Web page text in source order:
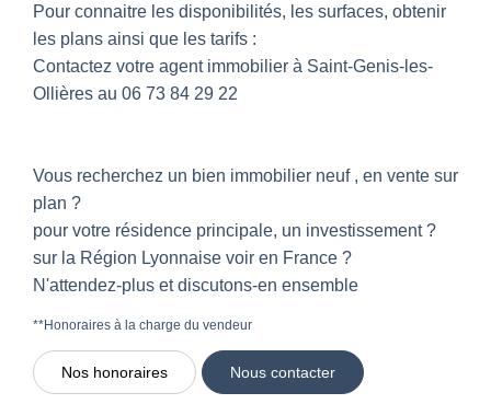
Pour connaitre les disponibilités, les surfaces, obtenir
les plans ainsi que les tarifs :
Contactez votre agent immobilier à Saint-Genis-les-
Ollières au 06 73 84 29 22
Vous recherchez un bien immobilier neuf , en vente sur
plan ?
pour votre résidence principale, un investissement ?
sur la Région Lyonnaise voir en France ?
N'attendez-plus et discutons-en ensemble
**Honoraires à la charge du vendeur
Nos honoraires Nous contacter